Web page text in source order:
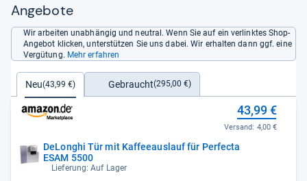
Angebote
Wir arbeiten unabhängig und neutral. Wenn Sie auf ein verlinktes Shop-
Angebot klicken, unterstützen Sie uns dabei. Wir erhalten dann ggf. eine
Vergütung. Mehr erfahren
Neu(43,99 €) Gebraucht(295,00 €)
DeLonghi Tür mit Kaffeeauslauf für Perfecta
ESAM 5500
Lieferung: Auf Lager
43,99 €
Versand: 4,00 €